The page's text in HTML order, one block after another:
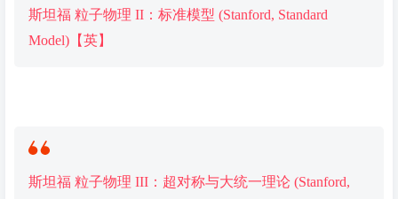
斯坦福 粒子物理 II：标准模型 (Stanford, Standard
Model)【英】
斯坦福 粒子物理 III：超对称与大统一理论 (Stanford,